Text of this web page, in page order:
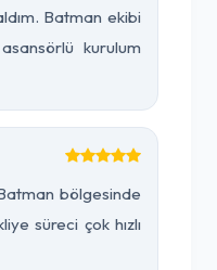
Batman ekibi
kurulum
bölgesinde
süreci çok hızlı